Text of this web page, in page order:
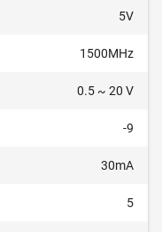
5V
1500MHz
0.5 ~ 20 V
-9
30mA
5